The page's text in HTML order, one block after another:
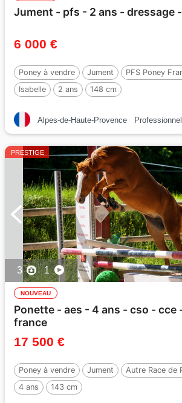
Jument - pfs - 2 ans - dressage
6 000 €
Poney à vendre Jument
PFS Poney
Isabelle
2 ans 148 cm
Alpes-de-Haute-Provence Professionnel
PRESTIGE
3 1
NOUVEAU
Ponette - aes - 4 ans - cso - cce
france
17 500 €
Poney à vendre Jument Autre Race de
4 ans
143 cm